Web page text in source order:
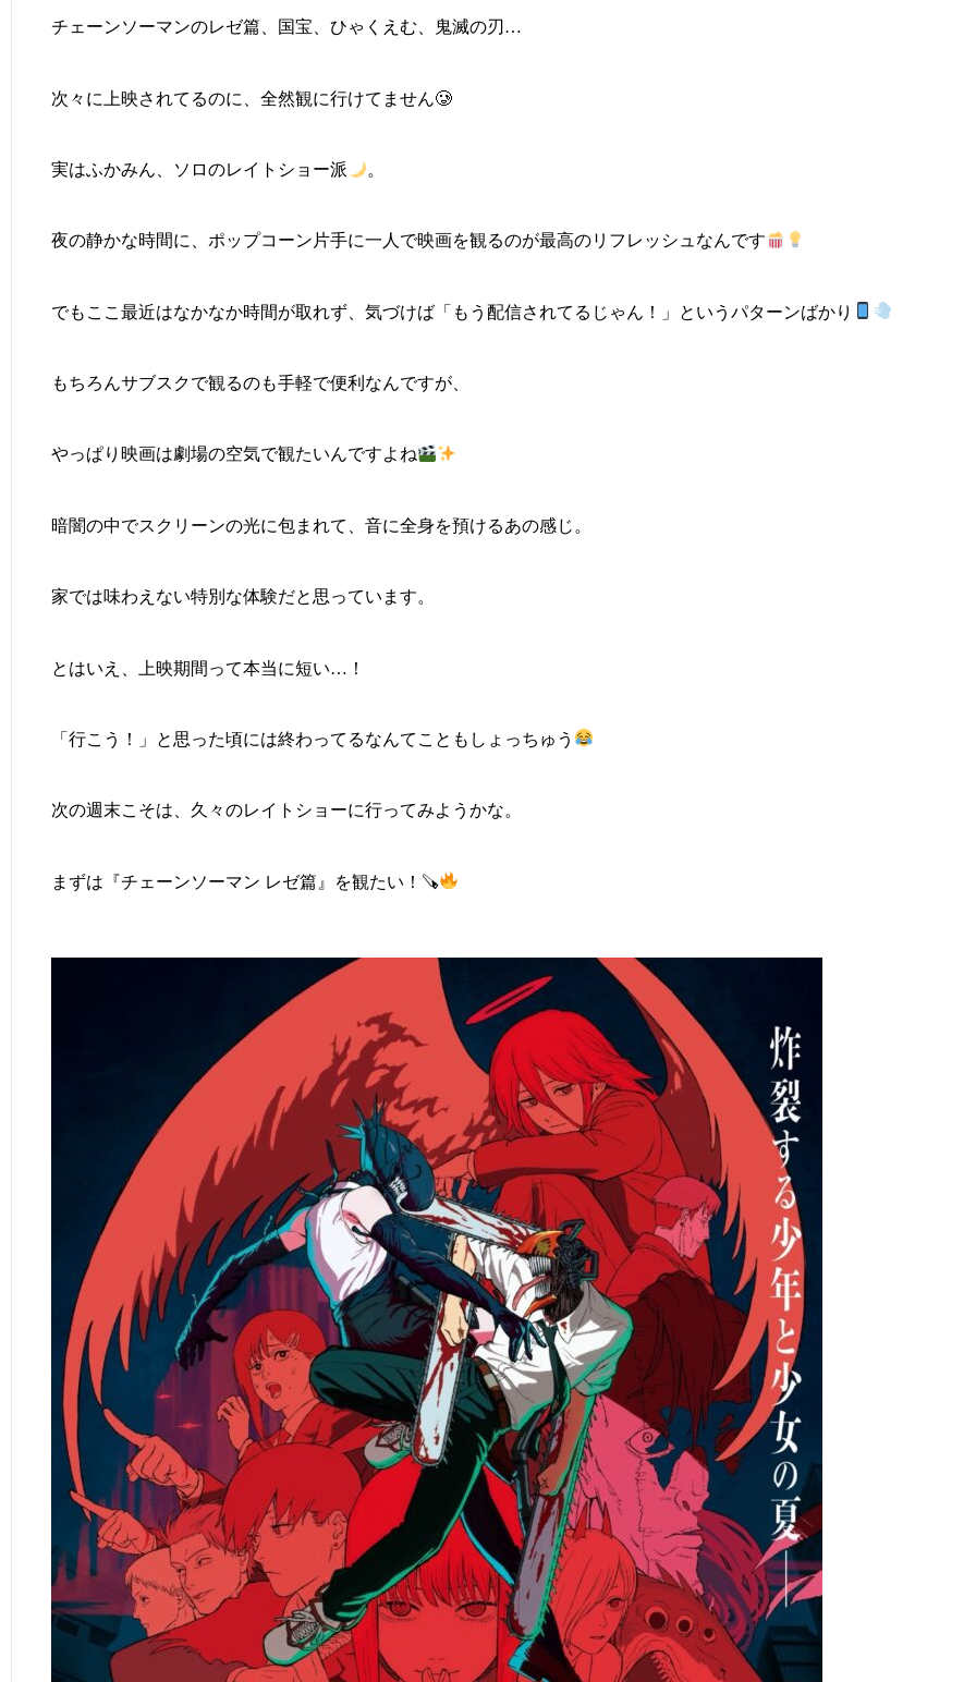
チェーンソーマンのレゼ篇、国宝、ひゃくえむ、鬼滅の刃…
次々に上映されてるのに、全然観に行けてません🥲
実はふかみん、ソロのレイトショー派 。
夜の静かな時間に、ポップコーン片手に一人で映画を観るのが最高のリフレッシュなんです
でもここ最近はなかなか時間が取れず、気づけば「もう配信されてるじゃん！」というパターンばかり
もちろんサブスクで観るのも手軽で便利なんですが、
やっぱり映画は劇場の空気で観たいんですよね
暗闇の中でスクリーンの光に包まれて、音に全身を預けるあの感じ。
家では味わえない特別な体験だと思っています。
とはいえ、上映期間って本当に短い…！
「行こう！」と思った頃には終わってるなんてこともしょっちゅう
次の週末こそは、久々のレイトショーに行ってみようかな。
まずは『チェーンソーマン レゼ篇』を観たい！🪚